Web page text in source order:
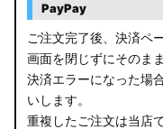
PayPay
ご注文完了後、決済ペ
画面を閉じずにそのま
決済エラーになった場
いします。
重複したご注文は当店